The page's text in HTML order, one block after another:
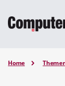
Home